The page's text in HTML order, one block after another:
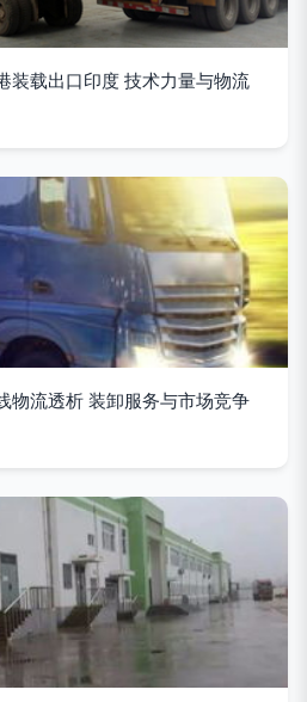
装载出口印度 技术力量与物流
物流透析 装卸服务与市场竞争